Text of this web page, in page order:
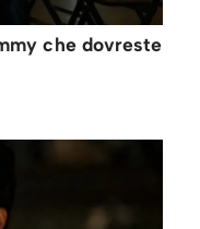
che dovreste